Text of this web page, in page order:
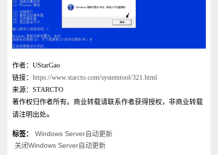
作者：UStarGao
链接： https://www.starcto.com/systemtool/321.html
来源：STARCTO
著作权归作者所有。商业转载请联系作者获得授权，非商业转载
请注明出处。
标签：
Windows Server自动更新
关闭Windows Server自动更新